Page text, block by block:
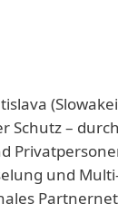
Schutz –
und